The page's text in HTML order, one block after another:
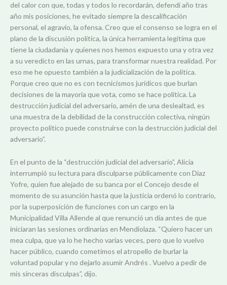
del calor con que, todas y todos lo recordarán, defendí año tras
año mis posiciones, he evitado siempre la descalificación
personal, el agravio, la ofensa. Creo que el consenso se logra en el
plano de la discusión política, la única herramienta legítima que
tiene la ciudadanía y quienes nos hemos expuesto una y otra vez
a su veredicto en las urnas, para transformar nuestra realidad. Por
eso me he opuesto también a la judicialización de la política.
Porque creo que no es con tecnicismos jurídicos que burlan
decisiones de la mayoría que vota, como se hace política. La
destrucción judicial del adversario, amén de una deslealtad, es
una muestra de la debilidad de la construcción colectiva, ningún
proyecto político puede construirse con la destrucción judicial del
adversario”.
En el punto de la “destrucción judicial del adversario”, Alicia
interrumpió su lectura para disculparse públicamente con Diaz
Yofre, quien fue alejado de su banca por el Concejo desde el
momento de su asunción hasta que la justicia ordenó lo contrario,
por la superposición de funciones con un cargo en la
Municipalidad Villa Allende al que renunció un día antes de que
iniciaran las sesiones ordinarias en Mendiolaza. “Quiero hacer un
mea culpa, que ya lo he hecho varias veces, pero que lo vuelvo
hacer público, cuando cometimos el atropello de burlar la
voluntad popular y no dejarlo asumir Andrés . Vuelvo a pedir de
mis sinceras disculpas”, dijo.